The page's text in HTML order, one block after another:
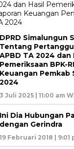
DPRD Simalungun
Tentang
APBD TA 2024 dan
Pemeriksaan BPK-
Keuangan Pemkab
2024
3 Juli 2025 | 11:00 am
Ini Dia Hubungan
dengan Gerindra
19 Februari 2018 | 9:01